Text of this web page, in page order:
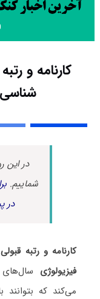
کارنامه و
در این
شماییم.
در
کارنامه و رتبه
فیزیولوژی
می‌کند که